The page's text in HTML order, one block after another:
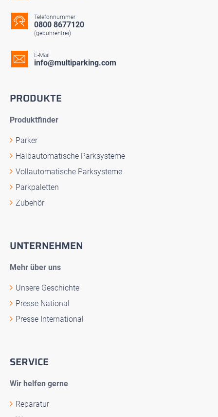
Telefonnummer
0800 8677120
(gebührenfrei)
E-Mail
info@multiparking.com
PRODUKTE
Produktfinder
Parker
Halbautomatische Parksysteme
Vollautomatische Parksysteme
Parkpaletten
Zubehör
UNTERNEHMEN
Mehr über uns
Unsere Geschichte
Presse National
Presse International
SERVICE
Wir helfen gerne
Reparatur